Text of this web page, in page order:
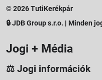
© 2026 TutiKerékpár
🔒 JDB Group s.r.o. | Minden
Jogi + Média
⚖️ Jogi információk